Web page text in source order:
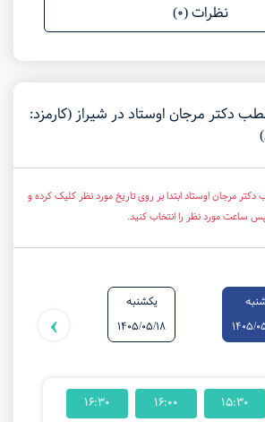
نظرات (0)
دکتر مرجان اوستاد در شیراز (کارمزد:
دکتر مرجان اوستاد ابتدا بر روی تاریخ مورد نظر کلیک کرده و
ساعت مورد نظر را انتخاب کنید.
1405/
یکشنبه
1405/05/18
›
15:30
16:00
16:30